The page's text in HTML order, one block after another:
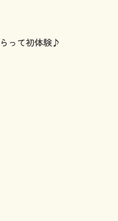
って初体験♪